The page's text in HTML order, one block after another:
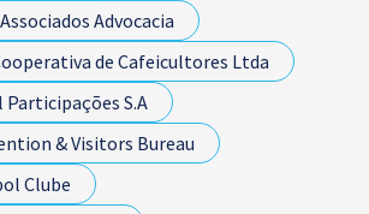
Advocacia
de Cafeicultores Ltda
S.A
& Visitors Bureau
Clube